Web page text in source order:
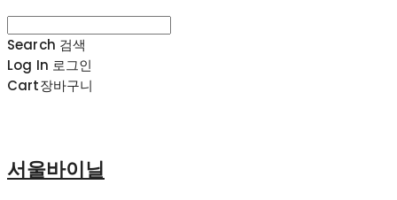
Search 검색
Log In 로그인
Cart장바구니
서울바이닐